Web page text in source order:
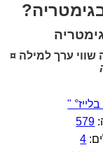
שווי ערך למילה¤
"
579
4